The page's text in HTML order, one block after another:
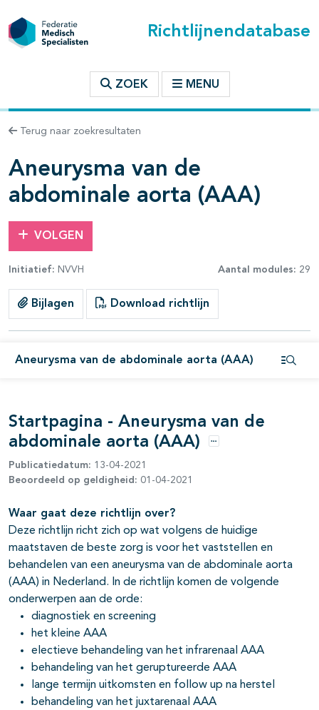
Richtlijnendatabase
ZOEK MENU
Terug naar zoekresultaten
Aneurysma van de
abdominale aorta (AAA)
VOLGEN
Initiatief: NVVH Aantal modules: 29
Bijlagen Download richtlijn
Aneurysma van de abdominale aorta (AAA)
binnen deze richtlijn
open- en dichtklappen
open- en dichtklappen
open- en dichtklappen
open- en dichtklappen
Startpagina - Aneurysma van de
abdominale aorta (AAA)
Opties
Publicatiedatum: 13-04-2021
Beoordeeld op geldigheid: 01-04-2021
Waar gaat deze richtlijn over?
Deze richtlijn richt zich op wat volgens de huidige
maatstaven de beste zorg is voor het vaststellen en
behandelen van een aneurysma van de abdominale aorta
(AAA) in Nederland. In de richtlijn komen de volgende
onderwerpen aan de orde:
diagnostiek en screening
het kleine AAA
electieve behandeling van het infrarenaal AAA
behandeling van het geruptureerde AAA
lange termijn uitkomsten en follow up na herstel
behandeling van het juxtarenaal AAA